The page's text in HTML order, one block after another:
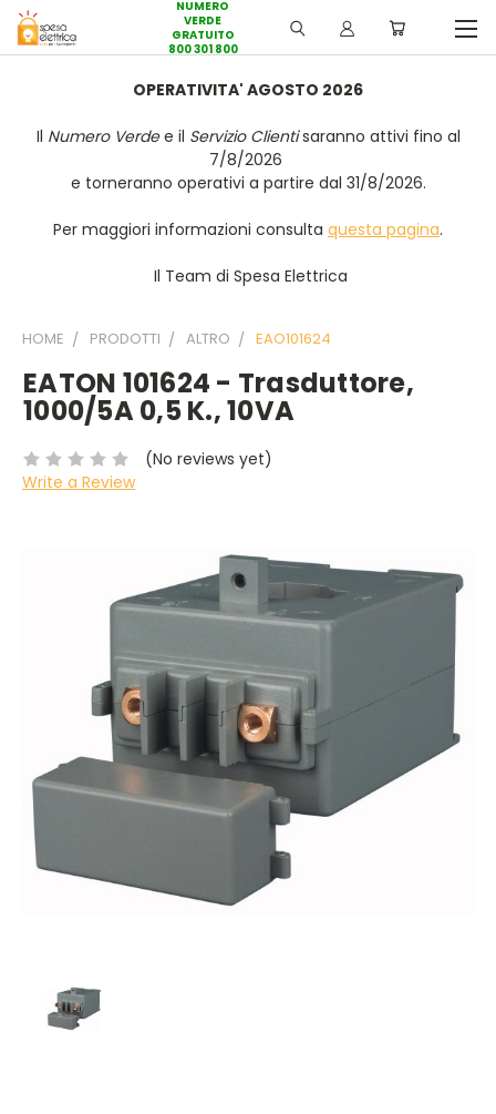
NUMERO
VERDE
GRATUITO
800 301 800
OPERATIVITA' AGOSTO 2026
Il Numero Verdee il Servizio Clientisaranno attivi fino al
7/8/2026
e torneranno operativi a partire dal 31/8/2026.
Per maggiori informazioni consulta questa pagina.
Il Team di Spesa Elettrica
HOME PRODOTTI ALTRO EAO101624
EATON 101624 - Trasduttore,
1000/5A 0,5 K., 10VA
(No reviews yet)
Write a Review